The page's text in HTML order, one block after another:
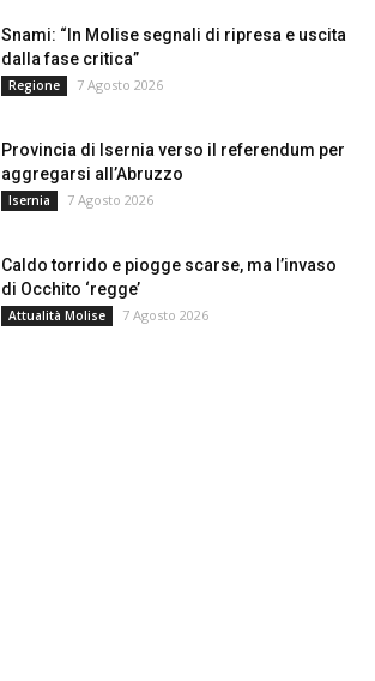
Snami: “In Molise segnali di ripresa e uscita
dalla fase critica”
Regione 7 Agosto 2026
Provincia di Isernia verso il referendum per
aggregarsi all’Abruzzo
Isernia 7 Agosto 2026
Caldo torrido e piogge scarse, ma l’invaso
di Occhito ‘regge’
Attualità Molise 7 Agosto 2026